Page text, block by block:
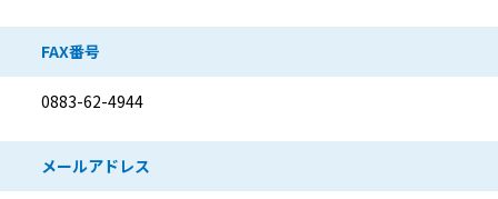
FAX番号
0883-62-4944
メールアドレス